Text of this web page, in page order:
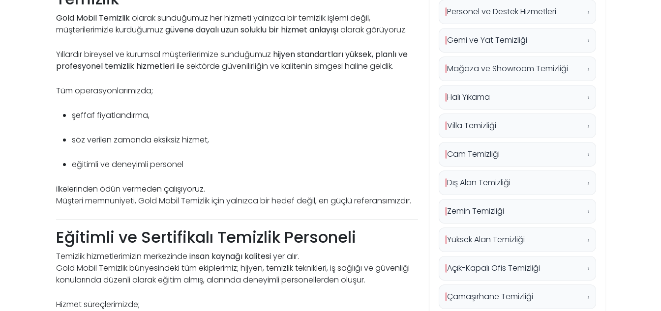
Gold Mobil Temizlikolarak sunduğumuz her hizmeti yalnızca bir temizlik işlemi değil,
müşterilerimizle kurduğumuz güvene dayalı uzun soluklu bir hizmet anlayışıolarak görüyoruz.
Yıllardır bireysel ve kurumsal müşterilerimize sunduğumuz hijyen standartları yüksek, planlı ve
profesyonel temizlik hizmetleriile sektörde güvenilirliğin ve kalitenin simgesi haline geldik.
Tüm operasyonlarımızda;
şeffaf fiyatlandırma,
söz verilen zamanda eksiksiz hizmet,
eğitimli ve deneyimli personel
ilkelerinden ödün vermeden çalışıyoruz.
Müşteri memnuniyeti, Gold Mobil Temizlik için yalnızca bir hedef değil, en güçlü referansımızdır.
Eğitimli ve Sertifikalı Temizlik Personeli
Temizlik hizmetlerimizin merkezinde insan kaynağı kalitesiyer alır.
Gold Mobil Temizlik bünyesindeki tüm ekiplerimiz; hijyen, temizlik teknikleri, iş sağlığı ve güvenliği
konularında düzenli olarak eğitim almış, alanında deneyimli personellerden oluşur.
Hizmet süreçlerimizde;
Personel ve Destek Hizmetleri
Gemi ve Yat Temizliği
Mağaza ve Showroom Temizliği
Halı Yıkama
Villa Temizliği
Cam Temizliği
Dış Alan Temizliği
Zemin Temizliği
Yüksek Alan Temizliği
Açık-Kapalı Ofis Temizliği
Çamaşırhane Temizliği